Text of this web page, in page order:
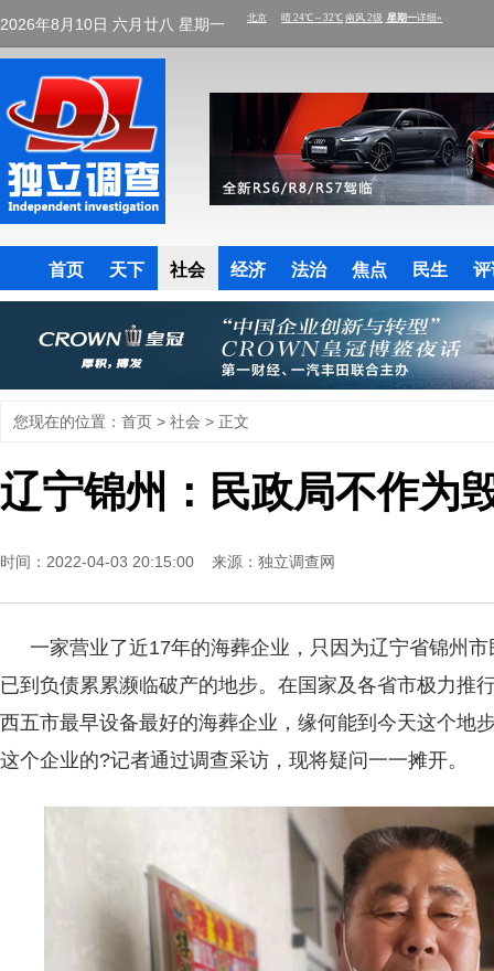
2026年8月10日 六月廿八 星期一
首页 天下 社会 经济 法治 焦点 民生
您现在的位置： 首页 > 社会 > 正文
辽宁锦州：民政局不作为
时间：2022-04-03 20:15:00 来源： 独立调查网
一家营业了近17年的海葬企业，只因为辽宁省锦州
已到负债累累濒临破产的地步。在国家及各省市极力推
西五市最早设备最好的海葬企业，缘何能到今天这个地
这个企业的?记者通过调查采访，现将疑问一一摊开。